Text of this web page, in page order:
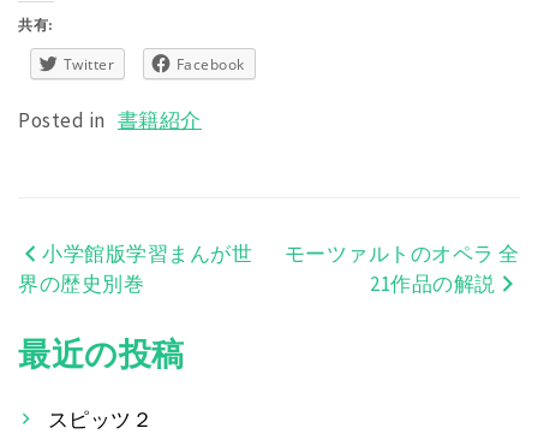
共有:
Twitter Facebook
Posted in 書籍紹介
投
ナ
ビ
小学館版学習まんが世
界の歴史別巻
モーツァルトのオペラ 全
21作品の解説
最近の投稿
スピッツ２